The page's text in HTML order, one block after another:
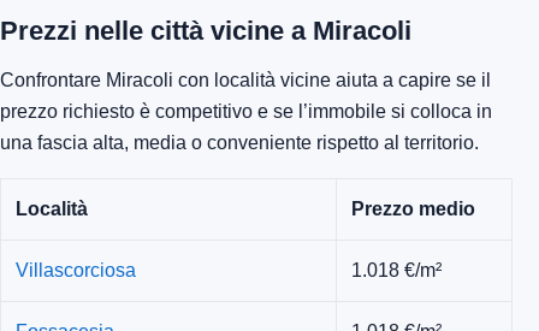
Prezzi nelle città vicine a Miracoli
Confrontare Miracoli con località vicine aiuta a capire se il
prezzo richiesto è competitivo e se l’immobile si colloca in
una fascia alta, media o conveniente rispetto al territorio.
Località Prezzo medio
Villascorciosa 1.018 €/m²